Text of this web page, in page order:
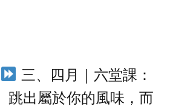
三、四月｜六堂課：
跳出屬於你的風味，而